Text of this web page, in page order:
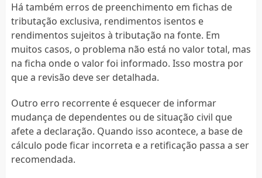
Há também erros de preenchimento em fichas de
tributação exclusiva, rendimentos isentos e
rendimentos sujeitos à tributação na fonte. Em
muitos casos, o problema não está no valor total, mas
na ficha onde o valor foi informado. Isso mostra por
que a revisão deve ser detalhada.
Outro erro recorrente é esquecer de informar
mudança de dependentes ou de situação civil que
afete a declaração. Quando isso acontece, a base de
cálculo pode ficar incorreta e a retificação passa a ser
recomendada.